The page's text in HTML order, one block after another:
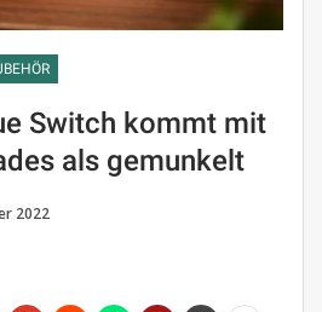
Switch kommt mit
als gemunkelt
2022